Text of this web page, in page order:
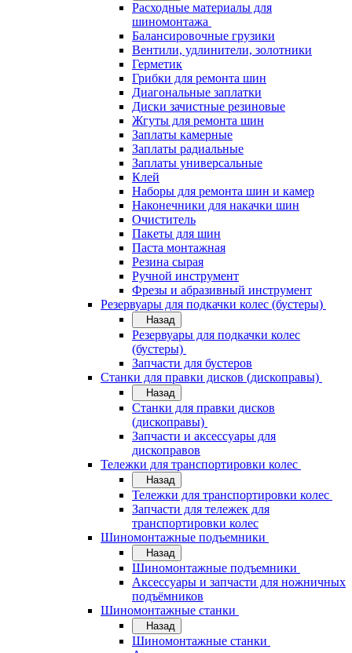
Расходные материалы для
шиномонтажа
Балансировочные грузики
Вентили, удлинители, золотники
Герметик
Грибки для ремонта шин
Диагональные заплатки
Диски зачистные резиновые
Жгуты для ремонта шин
Заплаты камерные
Заплаты радиальные
Заплаты универсальные
Клей
Наборы для ремонта шин и камер
Наконечники для накачки шин
Очиститель
Пакеты для шин
Паста монтажная
Резина сырая
Ручной инструмент
Фрезы и абразивный инструмент
Резервуары для подкачки колес (бустеры)
Назад
Резервуары для подкачки колес
(бустеры)
Запчасти для бустеров
Станки для правки дисков (дископравы)
Назад
Станки для правки дисков
(дископравы)
Запчасти и аксессуары для
дископравов
Тележки для транспортировки колес
Назад
Тележки для транспортировки колес
Запчасти для тележек для
транспортировки колес
Шиномонтажные подъемники
Назад
Шиномонтажные подъемники
Аксессуары и запчасти для ножничных
подъёмников
Шиномонтажные станки
Назад
Шиномонтажные станки